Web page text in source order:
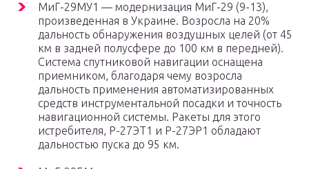
МиГ-29МУ1 — модернизация МиГ-29 (9-13),
произведенная в Украине. Возросла на 20%
дальность обнаружения воздушных целей (от 45
км в задней полусфере до 100 км в передней).
Система спутниковой навигации оснащена
приемником, благодаря чему возросла
дальность применения автоматизированных
средств инструментальной посадки и точность
навигационной системы. Ракеты для этого
истребителя, Р-27ЭТ1 и Р-27ЭР1 обладают
дальностью пуска до 95 км.